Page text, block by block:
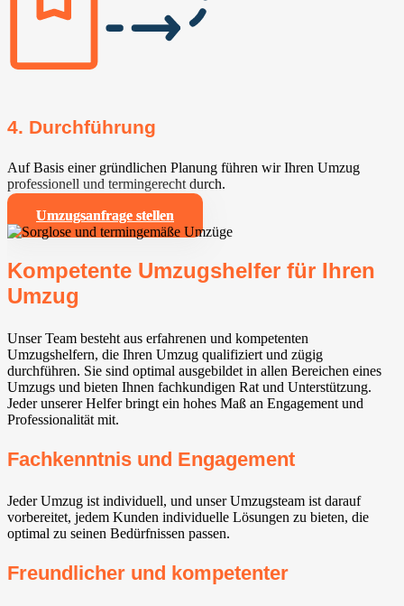
4. Durchführung
Auf Basis einer gründlichen Planung führen wir Ihren Umzug
professionell und termingerecht durch.
Umzugsanfrage stellen
Kompetente Umzugshelfer für Ihren
Umzug
Unser Team besteht aus erfahrenen und kompetenten
Umzugshelfern, die Ihren Umzug qualifiziert und zügig
durchführen. Sie sind optimal ausgebildet in allen Bereichen eines
Umzugs und bieten Ihnen fachkundigen Rat und Unterstützung.
Jeder unserer Helfer bringt ein hohes Maß an Engagement und
Professionalität mit.
Fachkenntnis und Engagement
Jeder Umzug ist individuell, und unser Umzugsteam ist darauf
vorbereitet, jedem Kunden individuelle Lösungen zu bieten, die
optimal zu seinen Bedürfnissen passen.
Freundlicher und kompetenter